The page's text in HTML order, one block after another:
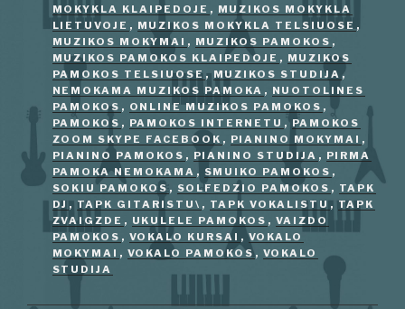
MOKYKLA KLAIPEDOJE , MUZIKOS MOKYKLA
LIETUVOJE , MUZIKOS MOKYKLA TELSIUOSE ,
MUZIKOS MOKYMAI , MUZIKOS PAMOKOS ,
MUZIKOS PAMOKOS KLAIPEDOJE , MUZIKOS
PAMOKOS TELSIUOSE , MUZIKOS STUDIJA ,
NEMOKAMA MUZIKOS PAMOKA , NUOTOLINES
PAMOKOS , ONLINE MUZIKOS PAMOKOS ,
PAMOKOS , PAMOKOS INTERNETU , PAMOKOS
ZOOM SKYPE FACEBOOK , PIANINO MOKYMAI ,
PIANINO PAMOKOS , PIANINO STUDIJA , PIRMA
PAMOKA NEMOKAMA , SMUIKO PAMOKOS ,
SOKIU PAMOKOS , SOLFEDZIO PAMOKOS , TAPK
DJ , TAPK GITARISTU\ , TAPK VOKALISTU,TAPK
ZVAIGZDE , UKULELE PAMOKOS , VAIZDO
PAMOKOS , VOKALO KURSAI ,VOKALO
MOKYMAI , VOKALO PAMOKOS, VOKALO
STUDIJA